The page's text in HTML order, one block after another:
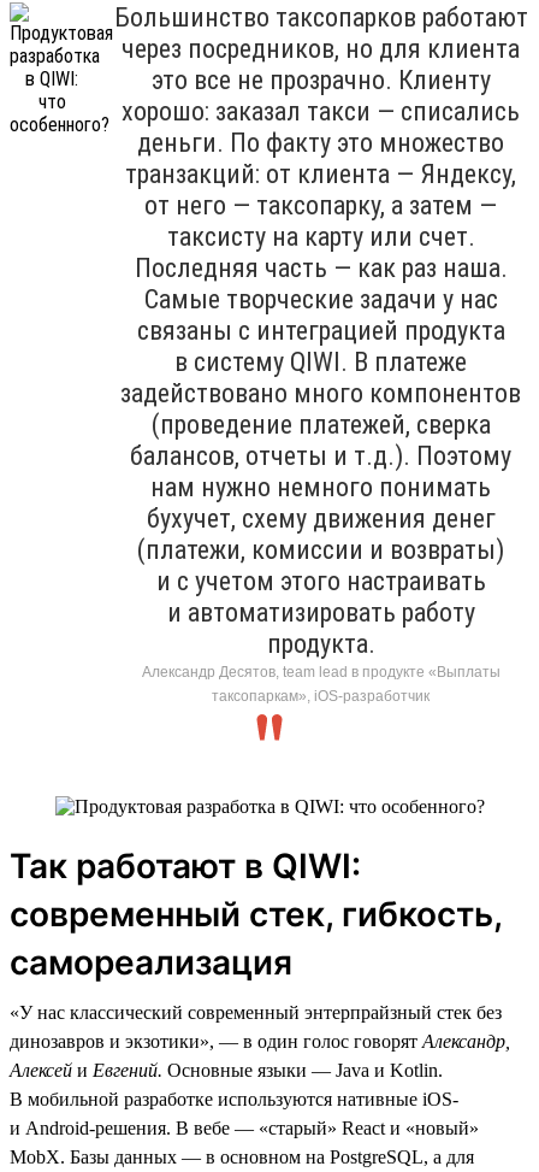
Большинство таксопарков работают
через посредников, но для клиента
это все не прозрачно. Клиенту
хорошо: заказал такси — списались
деньги. По факту это множество
транзакций: от клиента — Яндексу,
от него — таксопарку, а затем —
таксисту на карту или счет.
Последняя часть — как раз наша.
Самые творческие задачи у нас
связаны с интеграцией продукта
в систему QIWI. В платеже
задействовано много компонентов
(проведение платежей, сверка
балансов, отчеты и т.д.). Поэтому
нам нужно немного понимать
бухучет, схему движения денег
(платежи, комиссии и возвраты)
и с учетом этого настраивать
и автоматизировать работу
продукта.
Александр Десятов, team lead в продукте «Выплаты
таксопаркам», iOS-разработчик
Так работают в QIWI:
современный стек, гибкость,
самореализация
«У нас классический современный энтерпрайзный стек без
динозавров и экзотики», — в один голос говорят Александр,
Алексей и Евгений. Основные языки — Java и Kotlin.
В мобильной разработке используются нативные iOS-
и Android-решения. В вебе — «старый» React и «новый»
MobX. Базы данных — в основном на PostgreSQL, а для